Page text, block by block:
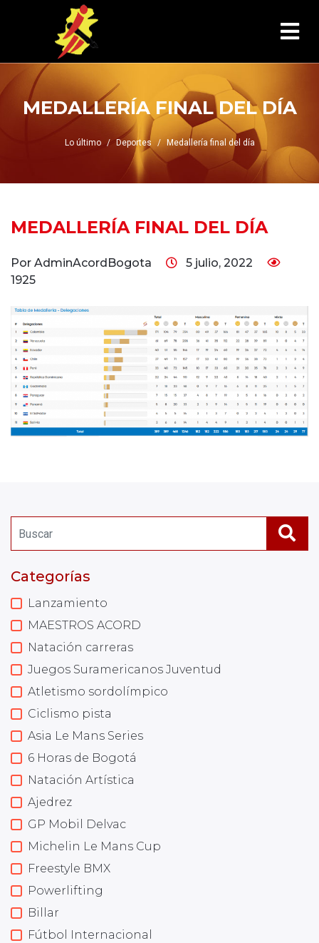
MEDALLERÍA FINAL DEL DÍA
Lo último Deportes Medallería final del día
Categorías
Lanzamiento
MAESTROS ACORD
Natación carreras
Juegos Suramericanos Juventud
Atletismo sordolímpico
Ciclismo pista
Asia Le Mans Series
6 Horas de Bogotá
Natación Artística
Ajedrez
GP Mobil Delvac
Michelin Le Mans Cup
Freestyle BMX
Powerlifting
Billar
Fútbol Internacional
MEDALLERÍA FINAL DEL DÍA
Por AdminAcordBogota
5 julio, 2022
1925